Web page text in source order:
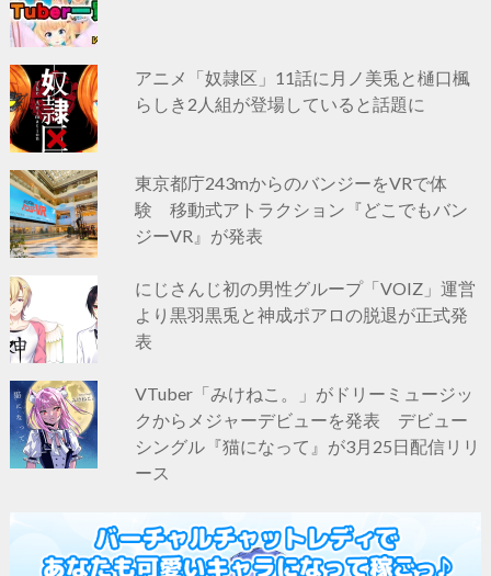
アニメ「奴隷区」11話に月ノ美兎と樋口楓
らしき2人組が登場していると話題に
東京都庁243mからのバンジーをVRで体
験 移動式アトラクション『どこでもバン
ジーVR』が発表
にじさんじ初の男性グループ「VOIZ」運営
より黒羽黒兎と神成ポアロの脱退が正式発
表
VTuber「みけねこ。」がドリーミュージッ
クからメジャーデビューを発表 デビュー
シングル『猫になって』が3月25日配信リリ
ース